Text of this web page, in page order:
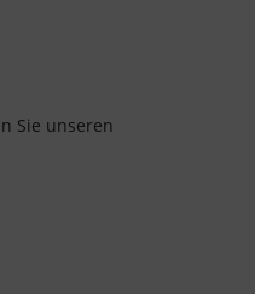
Sie unseren